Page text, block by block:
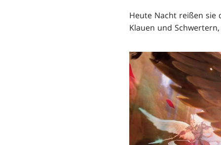
Heute Nacht reißen sie
Klauen und